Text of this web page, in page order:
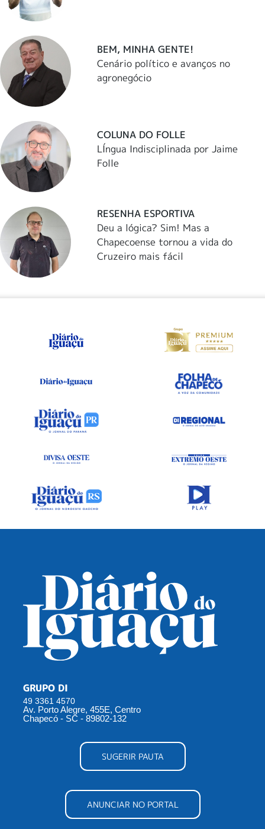
BEM, MINHA GENTE!
Cenário político e avanços no
agronegócio
COLUNA DO FOLLE
LÍngua Indisciplinada por Jaime
Folle
RESENHA ESPORTIVA
Deu a lógica? Sim! Mas a
Chapecoense tornou a vida do
Cruzeiro mais fácil
GRUPO DI
49 3361 4570
Av. Porto Alegre, 455E, Centro
Chapecó - SC - 89802-132
SUGERIR PAUTA
ANUNCIAR NO PORTAL